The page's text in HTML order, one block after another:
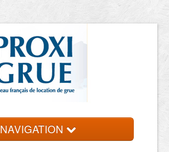
NAVIGATION